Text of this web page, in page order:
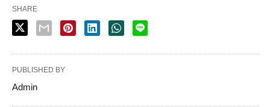
SHARE
PUBLISHED BY
Admin